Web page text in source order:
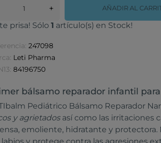
+ AÑADIR AL
prisa! Sólo 1 artículo(s) en Stock!
247098
Leti Pharma
84196750
bálsamo reparador infantil
Pediátrico Bálsamo Reparador
y agrietadosasí como las irritaciones
emoliente, hidratante y